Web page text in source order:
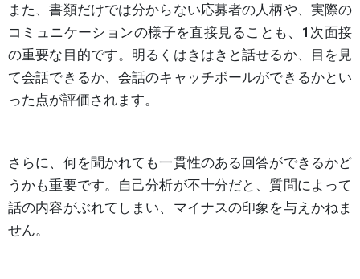
また、書類だけでは分からない応募者の人柄や、実際の
コミュニケーションの様子を直接見ることも、1次面接
の重要な目的です。明るくはきはきと話せるか、目を見
て会話できるか、会話のキャッチボールができるかとい
った点が評価されます。
さらに、何を聞かれても一貫性のある回答ができるかど
うかも重要です。自己分析が不十分だと、質問によって
話の内容がぶれてしまい、マイナスの印象を与えかねま
せん。